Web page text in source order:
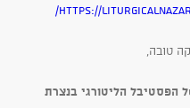
https://
טובה,
הפסטיבל הליטורגי בנצרת